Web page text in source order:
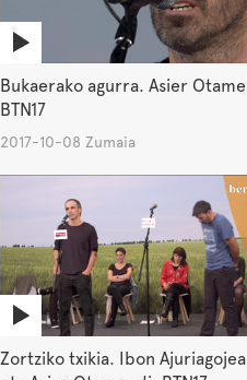
Bukaerako agurra. Asier
BTN17
2017-10-08 Zumaia
Zortziko txikia. Ibon